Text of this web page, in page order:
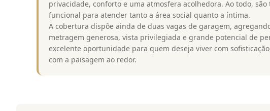
privacidade, conforto e uma atmosfera acolhedora. Ao todo,
funcional para atender tanto a área social quanto a íntima.
A cobertura dispõe ainda de duas vagas de garagem,
metragem generosa, vista privilegiada e grande potencial de
excelente oportunidade para quem deseja viver com
com a paisagem ao redor.